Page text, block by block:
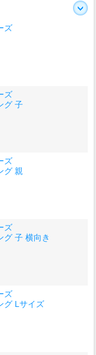
ズ
ズ
グ 子
ズ
グ 親
ズ
グ 子 横向き
ズ
グ Lサイズ